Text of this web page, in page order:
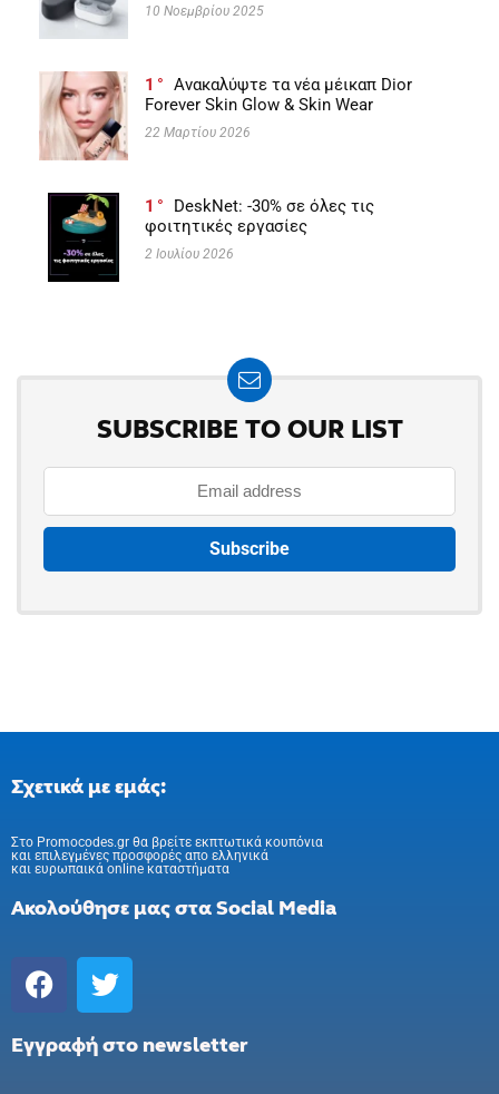
10 Νοεμβρίου 2025
1
Ανακαλύψτε τα νέα μέικαπ Dior
Forever Skin Glow & Skin Wear
22 Μαρτίου 2026
1
DeskNet: -30% σε όλες τις
φοιτητικές εργασίες
2 Ιουλίου 2026
SUBSCRIBE TO OUR LIST
Σχετικά με εμάς:
Στo Promocodes.gr θα βρείτε εκπτωτικά κουπόνια
και επιλεγμένες προσφορές απο ελληνικά
και ευρωπαικά online καταστήματα
Ακολούθησε μας στα Social Media
Εγγραφή στο newsletter